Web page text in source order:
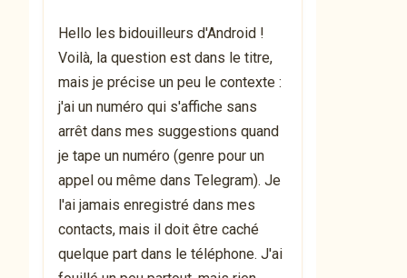
Hello les bidouilleurs d'Android !
Voilà, la question est dans le titre,
mais je précise un peu le contexte :
j'ai un numéro qui s'affiche sans
arrêt dans mes suggestions quand
je tape un numéro (genre pour un
appel ou même dans Telegram). Je
l'ai jamais enregistré dans mes
contacts, mais il doit être caché
quelque part dans le téléphone. J'ai